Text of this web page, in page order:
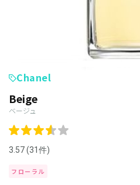
Chanel
Beige
ベージュ
3.57 (31件)
フローラル